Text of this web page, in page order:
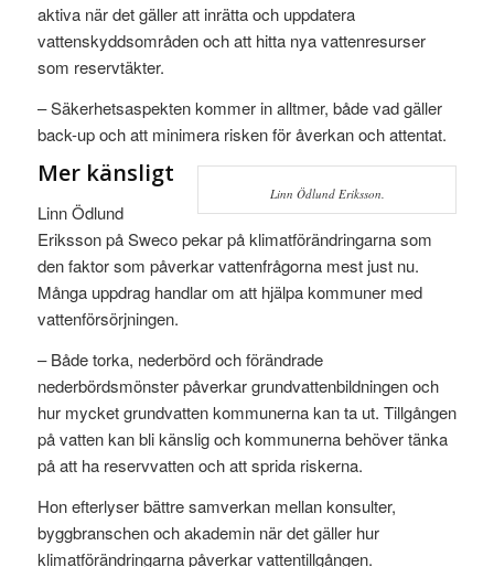
aktiva när det gäller att inrätta och uppdatera
vattenskyddsområden och att hitta nya vattenresurser
som reservtäkter.
– Säkerhetsaspekten kommer in alltmer, både vad gäller
back-up och att minimera risken för åverkan och attentat.
Linn Ödlund Eriksson.
Mer känsligt
Linn Ödlund
Eriksson på Sweco pekar på klimatförändringarna som
den faktor som påverkar vattenfrågorna mest just nu.
Många uppdrag handlar om att hjälpa kommuner med
vattenförsörjningen.
– Både torka, nederbörd och förändrade
nederbördsmönster påverkar grundvattenbildningen och
hur mycket grundvatten kommunerna kan ta ut. Tillgången
på vatten kan bli känslig och kommunerna behöver tänka
på att ha reservvatten och att sprida riskerna.
Hon efterlyser bättre samverkan mellan konsulter,
byggbranschen och akademin när det gäller hur
klimatförändringarna påverkar vattentillgången.